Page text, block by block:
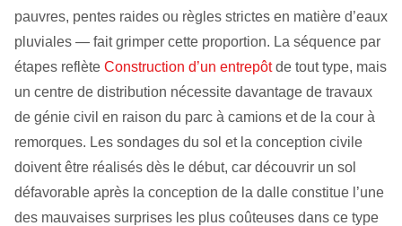
pauvres, pentes raides ou règles strictes en matière d’eaux
pluviales — fait grimper cette proportion. La séquence par
étapes reflète Construction d’un entrepôtde tout type, mais
un centre de distribution nécessite davantage de travaux
de génie civil en raison du parc à camions et de la cour à
remorques. Les sondages du sol et la conception civile
doivent être réalisés dès le début, car découvrir un sol
défavorable après la conception de la dalle constitue l’une
des mauvaises surprises les plus coûteuses dans ce type